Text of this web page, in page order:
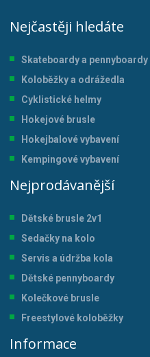
Nejčastěji hledáte
Skateboardy a pennyboardy
Koloběžky a odrážedla
Cyklistické helmy
Hokejové brusle
Hokejbalové vybavení
Kempingové vybavení
Nejprodávanější
Dětské brusle 2v1
Sedačky na kolo
Servis a údržba kola
Dětské pennyboardy
Kolečkové brusle
Freestylové koloběžky
Informace